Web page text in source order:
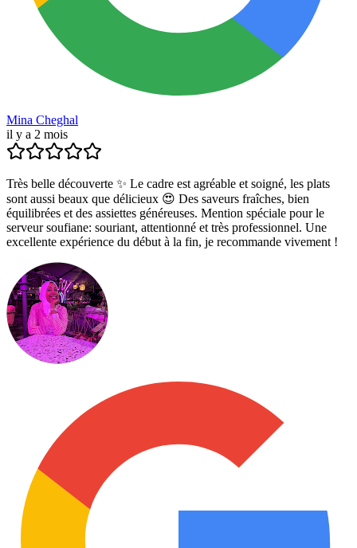
Mina Cheghal
il y a 2 mois
Très belle découverte ✨ Le cadre est agréable et soigné, les plats
sont aussi beaux que délicieux 😍 Des saveurs fraîches, bien
équilibrées et des assiettes généreuses. Mention spéciale pour le
serveur soufiane: souriant, attentionné et très professionnel. Une
excellente expérience du début à la fin, je recommande vivement !